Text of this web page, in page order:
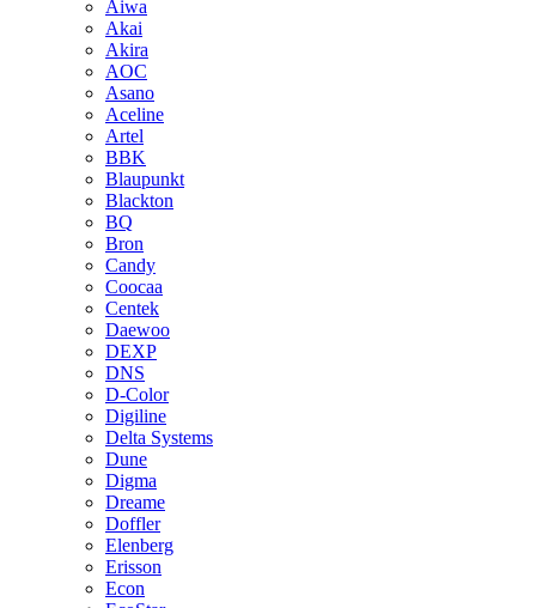
Aiwa
Akai
Akira
AOC
Asano
Aceline
Artel
BBK
Blaupunkt
Blackton
BQ
Bron
Candy
Coocaa
Centek
Daewoo
DEXP
DNS
D-Color
Digiline
Delta Systems
Dune
Digma
Dreame
Doffler
Elenberg
Erisson
Econ